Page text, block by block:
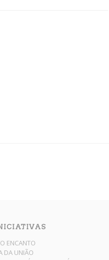
ENCANTO
DA UNIÃO